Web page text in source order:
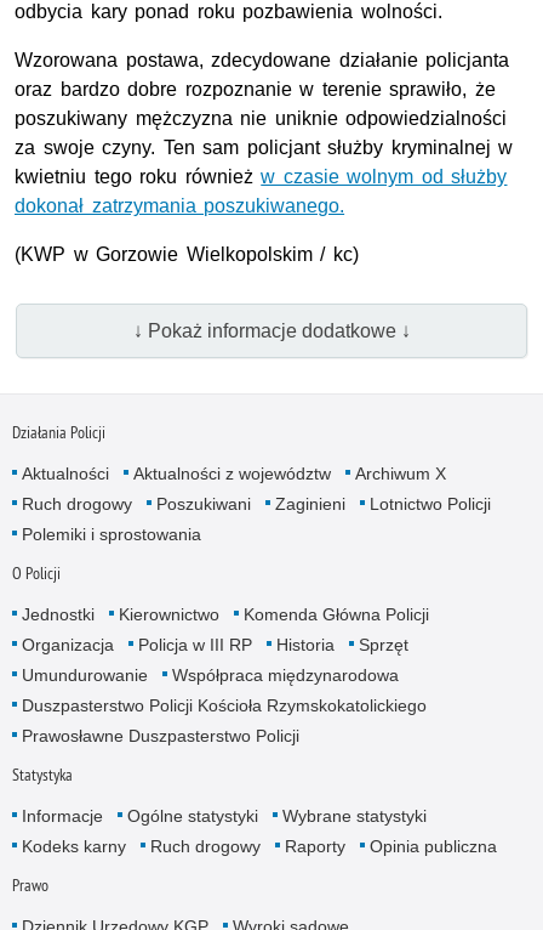
odbycia kary ponad roku pozbawienia wolności.
Wzorowana postawa, zdecydowane działanie policjanta
oraz bardzo dobre rozpoznanie w terenie sprawiło, że
poszukiwany mężczyzna nie uniknie odpowiedzialności
za swoje czyny. Ten sam policjant służby kryminalnej w
kwietniu tego roku równieżw czasie wolnym od służby
dokonał zatrzymania poszukiwanego.
(KWP w Gorzowie Wielkopolskim / kc)
↓ Pokaż informacje dodatkowe ↓
Działania Policji
Aktualności Aktualności z województw
Archiwum X
Ruch drogowy
Poszukiwani Zaginieni
Lotnictwo Policji
Polemiki i sprostowania
O Policji
Jednostki Kierownictwo
Komenda Główna Policji
Organizacja
Policja w III RP Historia
Sprzęt
Umundurowanie
Współpraca międzynarodowa
Duszpasterstwo Policji Kościoła Rzymskokatolickiego
Prawosławne Duszpasterstwo Policji
Statystyka
Informacje Ogólne statystyki
Wybrane statystyki
Kodeks karny
Ruch drogowy Raporty Opinia publiczna
Prawo